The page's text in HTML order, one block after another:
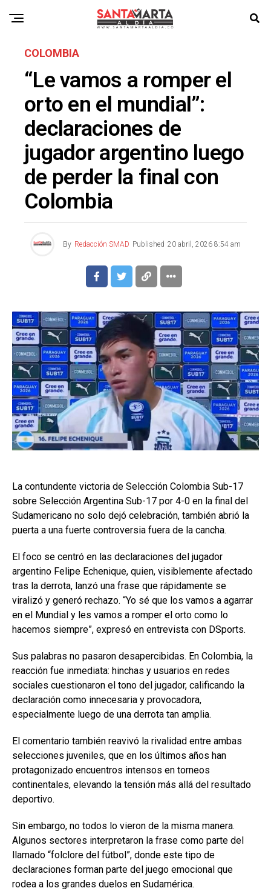
COLOMBIA
“Le vamos a romper el
orto en el mundial”:
declaraciones de
jugador argentino luego
de perder la final con
Colombia
By Redacción SMAD Published 20 abril, 2026 8:54 am
La contundente victoria de Selección Colombia Sub-17
sobre Selección Argentina Sub-17 por 4-0 en la final del
Sudamericano no solo dejó celebración, también abrió la
puerta a una fuerte controversia fuera de la cancha.
El foco se centró en las declaraciones del jugador
argentino Felipe Echenique, quien, visiblemente afectado
tras la derrota, lanzó una frase que rápidamente se
viralizó y generó rechazo. “Yo sé que los vamos a agarrar
en el Mundial y les vamos a romper el orto como lo
hacemos siempre”, expresó en entrevista con DSports.
Sus palabras no pasaron desapercibidas. En Colombia, la
reacción fue inmediata: hinchas y usuarios en redes
sociales cuestionaron el tono del jugador, calificando la
declaración como innecesaria y provocadora,
especialmente luego de una derrota tan amplia.
El comentario también reavivó la rivalidad entre ambas
selecciones juveniles, que en los últimos años han
protagonizado encuentros intensos en torneos
continentales, elevando la tensión más allá del resultado
deportivo.
Sin embargo, no todos lo vieron de la misma manera.
Algunos sectores interpretaron la frase como parte del
llamado “folclore del fútbol”, donde este tipo de
declaraciones forman parte del juego emocional que
rodea a los grandes duelos en Sudamérica.